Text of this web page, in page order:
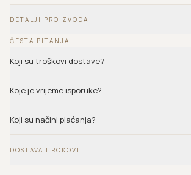
DETALJI PROIZVODA
ČESTA PITANJA
Koji su troškovi dostave?
Koje je vrijeme isporuke?
Koji su načini plaćanja?
DOSTAVA I ROKOVI